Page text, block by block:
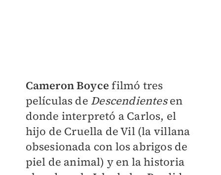
Cameron Boyce filmó tres
películas de Descendientesen
donde interpretó a Carlos, el
hijo de Cruella de Vil (la villana
obsesionada con los abrigos de
piel de animal) y en la historia